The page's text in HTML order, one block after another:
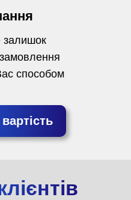
залишок
способом